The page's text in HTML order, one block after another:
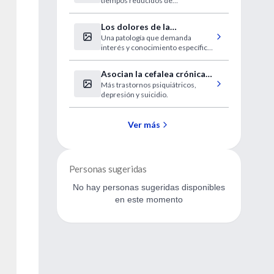
cardiovascular
Los dolores de la
fibromialgia se localizan en
18 puntos clave
Una patología que demanda
interés y conocimiento específico
Asocian la cefalea crónica
con un mayor riesgo de
suicidio
Más trastornos psiquiátricos,
depresión y suicidio.
Ver más
Personas sugeridas
No hay personas sugeridas disponibles
en este momento